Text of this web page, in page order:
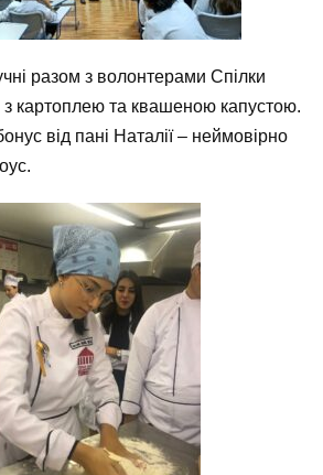
разом з волонтерами Спілки
з картоплею та квашеною капустою.
від пані Наталії – неймовірно